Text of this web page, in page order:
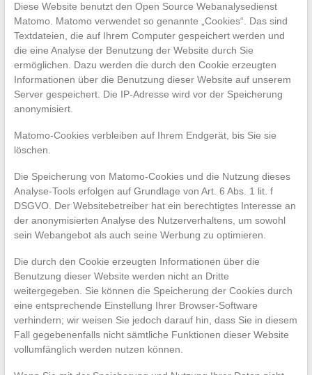
Diese Website benutzt den Open Source Webanalysedienst
Matomo. Matomo verwendet so genannte „Cookies“. Das sind
Textdateien, die auf Ihrem Computer gespeichert werden und
die eine Analyse der Benutzung der Website durch Sie
ermöglichen. Dazu werden die durch den Cookie erzeugten
Informationen über die Benutzung dieser Website auf unserem
Server gespeichert. Die IP-Adresse wird vor der Speicherung
anonymisiert.
Matomo-Cookies verbleiben auf Ihrem Endgerät, bis Sie sie
löschen.
Die Speicherung von Matomo-Cookies und die Nutzung dieses
Analyse-Tools erfolgen auf Grundlage von Art. 6 Abs. 1 lit. f
DSGVO. Der Websitebetreiber hat ein berechtigtes Interesse an
der anonymisierten Analyse des Nutzerverhaltens, um sowohl
sein Webangebot als auch seine Werbung zu optimieren.
Die durch den Cookie erzeugten Informationen über die
Benutzung dieser Website werden nicht an Dritte
weitergegeben. Sie können die Speicherung der Cookies durch
eine entsprechende Einstellung Ihrer Browser-Software
verhindern; wir weisen Sie jedoch darauf hin, dass Sie in diesem
Fall gegebenenfalls nicht sämtliche Funktionen dieser Website
vollumfänglich werden nutzen können.